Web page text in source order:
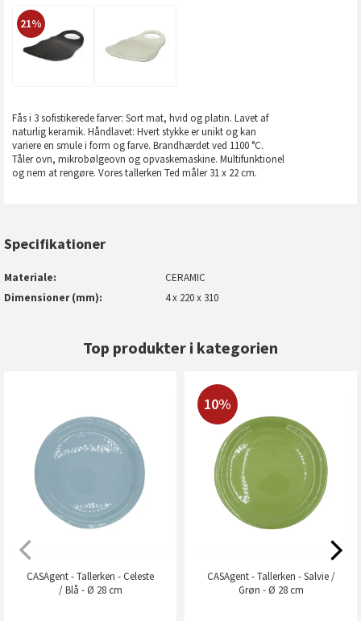
21%
Fås i 3 sofistikerede farver: Sort mat, hvid og platin. Lavet af
naturlig keramik. Håndlavet: Hvert stykke er unikt og kan
variere en smule i form og farve. Brandhærdet ved 1100 °C.
Tåler ovn, mikrobølgeovn og opvaskemaskine. Multifunktionel
og nem at rengøre. Vores tallerken Ted måler 31 x 22 cm.
Specifikationer
Materiale
CERAMIC
Dimensioner (mm)
4 x 220 x 310
Top produkter i kategorien
CASAgent - Tallerken - Celeste
/ Blå - Ø 28 cm
10%
CASAgent - Tallerken - Salvie /
Grøn - Ø 28 cm